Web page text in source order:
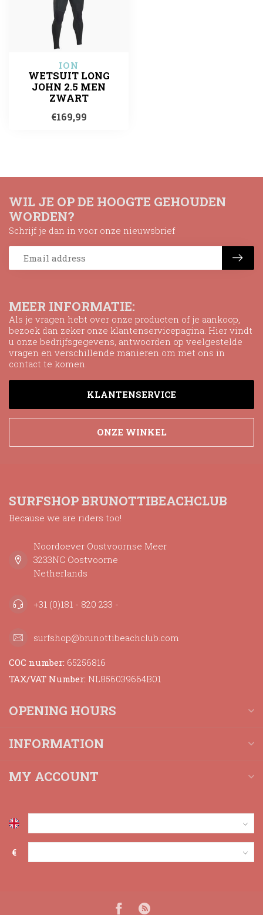
ION
WETSUIT LONG
JOHN 2.5 MEN
ZWART
€169,99
MEER INFORMATIE:
Als je vragen hebt over onze producten of je aankoop,
bezoek dan zeker onze klantenservicepagina. Hier vindt
u onze bedrijfsgegevens, antwoorden op veelgestelde
vragen en verschillende manieren om met ons in
contact te komen.
KLANTENSERVICE
ONZE WINKEL
WIL JE OP DE HOOGTE GEHOUDEN
WORDEN?
Schrijf je dan in voor onze nieuwsbrief
SURFSHOP BRUNOTTIBEACHCLUB
Because we are riders too!
Noordoever Oostvoornse Meer
3233NC Oostvoorne
Netherlands
+31 (0)181 - 820 233 -
surfshop@brunottibeachclub.com
COC number: 65256816
TAX/VAT Number: NL856039664B01
OPENING HOURS
INFORMATION
MY ACCOUNT
€